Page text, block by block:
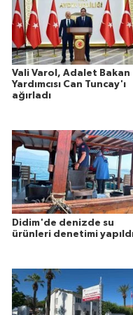
Vali Varol, Adalet Bakan
Yardımcısı Can Tuncay'ı
ağırladı
Didim'de denizde su
ürünleri denetimi